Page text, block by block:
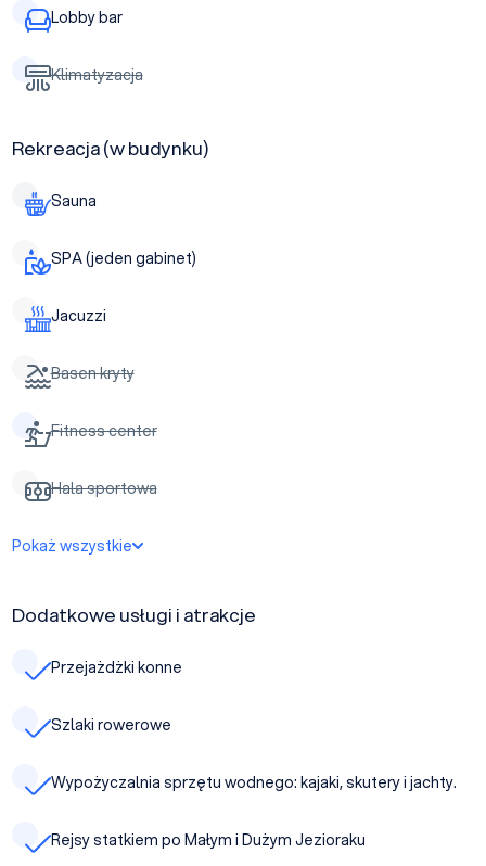
Lobby bar
Klimatyzacja
Rekreacja (w budynku)
Sauna
SPA (jeden gabinet)
Jacuzzi
Basen kryty
Fitness center
Hala sportowa
Pokaż wszystkie
Dodatkowe usługi i atrakcje
Przejażdżki konne
Szlaki rowerowe
Wypożyczalnia sprzętu wodnego: kajaki, skutery i jachty.
Rejsy statkiem po Małym i Dużym Jezioraku